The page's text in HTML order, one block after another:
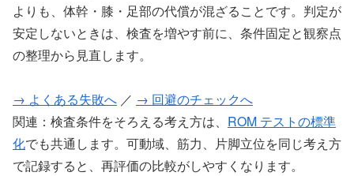
よりも、体幹・膝・足部の代償が混ざることです。判定が
安定しないときは、検査を増やす前に、条件固定と観察点
の整理から見直します。
→ よくある失敗へ ／ → 回避のチェックへ
関連：検査条件をそろえる考え方は、 ROM テストの標準
化でも共通します。可動域、筋力、片脚立位を同じ考え方
で記録すると、再評価の比較がしやすくなります。